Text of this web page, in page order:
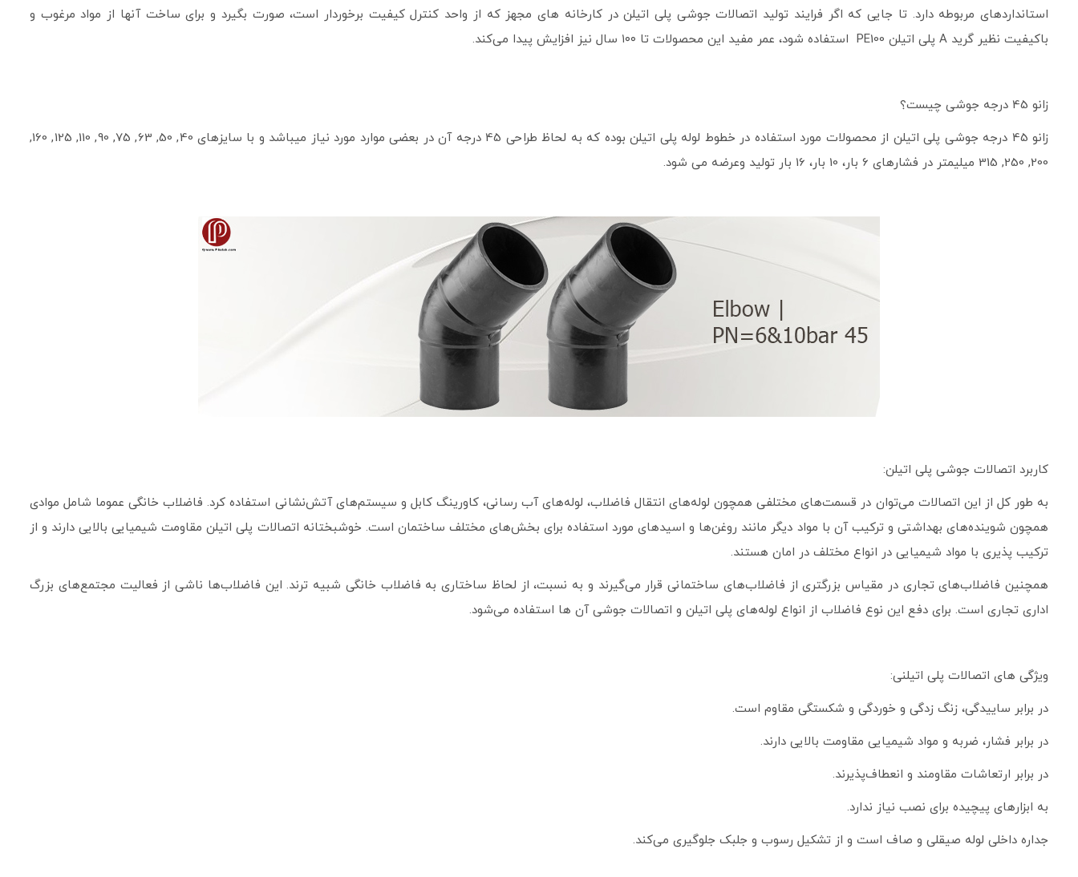
استانداردهای مربوطه دارد. تا جایی که اگر فرایند تولید اتصالات جوشی پلی­ اتیلن در کارخانه ه­ای مجهز که از واحد کنترل کیفیت برخوردار است، صورت بگیرد و برای ساخت آن­ها از مواد مرغوب و
باکیفیت نظیر گرید A پلی­ اتیلن PE100 استفاده شود، عمر مفید این محصولات تا ۱۰۰ سال نیز افزایش پیدا می‌کند.
زانو 45 درجه جوشی چیست؟
زانو 45 درجه جوشی پلی اتیلن از محصولات مورد استفاده در خطوط لوله پلی اتیلن بوده که به لحاظ طراحی 45 درجه آن در بعضی موارد مورد نیاز میباشد و با سایزهای 40, 50, 63, 75, 90, 110, 125, 160,
200, 250, 315 میلیمتر در فشارهای 6 بار، 10 بار، 16 بار تولید وعرضه می شود.
کاربرد اتصالات جوشی پلی ­اتیلن:
به طور کل از این اتصالات می‌توان در قسمت‌های مختلفی همچون لوله‌های انتقال فاضلاب، لوله‌های آب رسانی، کاورینگ کابل و سیستم‌های آتش‌نشانی استفاده کرد. فاضلاب خانگی عموما شامل موادی
همچون شوینده‌های بهداشتی و ترکیب آن با مواد دیگر مانند روغن‌‏ها و اسید‏های مورد استفاده برای بخش‌‏های مختلف ساختمان است. خوشبختانه اتصالات پلی اتیلن مقاومت شیمیایی بالایی دارند و از
ترکیب پذیری با مواد شیمیایی در انواع مختلف در امان هستند.
همچنین فاضلاب‏‌های تجاری در مقیاس بزرگتری از فاضلاب‌های ساختمانی قرار می‏‌گیرند و به نسبت، از لحاظ ساختاری به فاضلاب خانگی شبیه ترند. این فاضلاب‏‌ها ناشی از فعالیت مجتمع‌های بزرگ
اداری تجاری است. برای دفع این نوع فاضلاب از انواع لوله‌‏های پلی اتیلن و اتصالات جوشی آن ها استفاده می‏‌شود.
ويژگی های اتصالات پلی اتیلنی:
در برابر ساییدگی، زنگ زدگی و خوردگی و شکستگی مقاوم است.
در برابر فشار، ضربه و مواد شیمیایی مقاومت بالایی دارند.
در برابر ارتعاشات مقاومند و انعطاف‌پذیرند.
به ابزارهای پیچیده برای نصب نیاز ندارد.
جداره داخلی لوله صیقلی و صاف است و از تشکیل رسوب و جلبک جلوگیری می‌کند.